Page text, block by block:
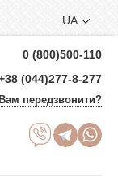
UA
0 (800)500-110
(044)277-8-277
Вам передзвонити?